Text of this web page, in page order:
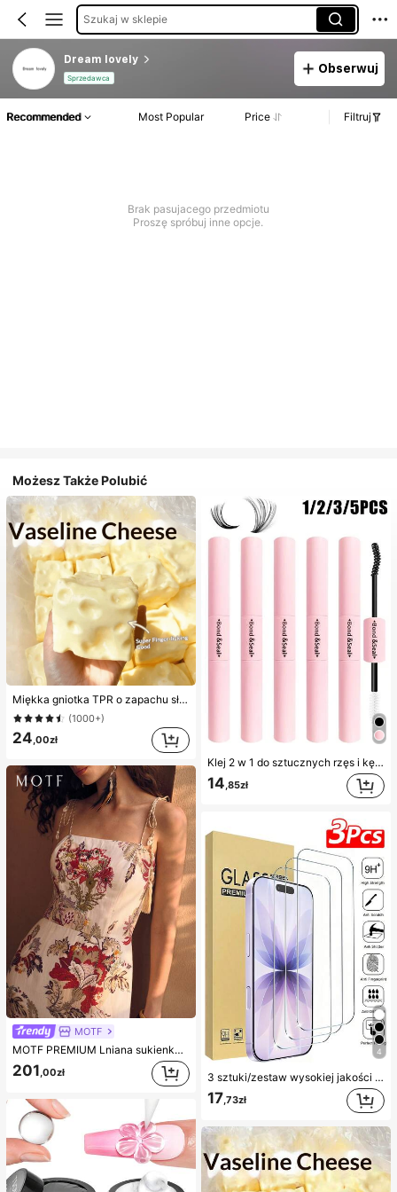
Szukaj w sklepie
Dream lovely
Sprzedawca
Obserwuj
Recommended Most Popular Price Filtruj
Brak pasujacego przedmiotu
Proszę spróbuj inne opcje.
Możesz Także Polubić
Miękka gniotka TPR o zapachu słodkiego mleka w kształcie pierożka, 5 cm, urocza zabawka antystresowa do ściskania, modny i praktyczny prezent na urodziny, Wielkanoc, Halloween, Boże Narodzenie i różne imprezy, poprawiająca nastrój
(1000+)
24 ,00zł
MOTF
MOTF PREMIUM Lniana sukienka na wakacje z nadrukiem kwiatowym dla kobiet
201,00zł
Klej 2 w 1 do sztucznych rzęs i kęp rzęs, 1/2/3/5 szt./opakowanie, ultra mocny i trwały, odporny na opadanie, szybkoschnący, utrzymuje się 72 godziny, odpowiedni dla początkujących, łatwy w aplikacji, z instrukcją, niezbędny produkt do rzęs, efekt powiększenia oczu, bestseller
14,85zł
4
3 sztuki/zestaw wysokiej jakości hartowanego szkła ochronnego na ekran, kompatybilne z 'em 17/17Pro/17Pro Max/16/15/14/13/12/11 Pro Max, kompatybilne również z 'em 7/8 Plus/X/XS Max/XR - twardość 9H, wysoka rozdzielczość, odporność na zarysowania
17,73zł